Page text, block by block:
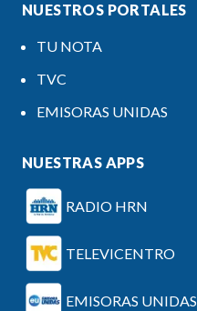
NUESTROS PORTALES
TU NOTA
TVC
EMISORAS UNIDAS
NUESTRAS APPS
RADIO HRN
TELEVICENTRO
EMISORAS UNIDAS